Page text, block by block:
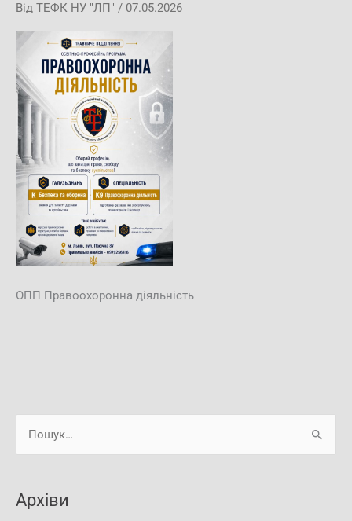
Від ТЕФК НУ "ЛП" / 07.05.2026
ОПП Правоохоронна діяльність
а
Архіви